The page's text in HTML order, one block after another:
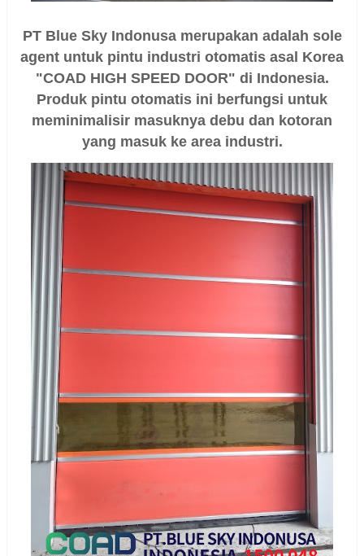
PT Blue Sky Indonusa merupakan adalah sole
agent untuk pintu industri otomatis asal Korea
"COAD HIGH SPEED DOOR" di Indonesia.
Produk pintu otomatis ini berfungsi untuk
meminimalisir masuknya debu dan kotoran
yang masuk ke area industri.